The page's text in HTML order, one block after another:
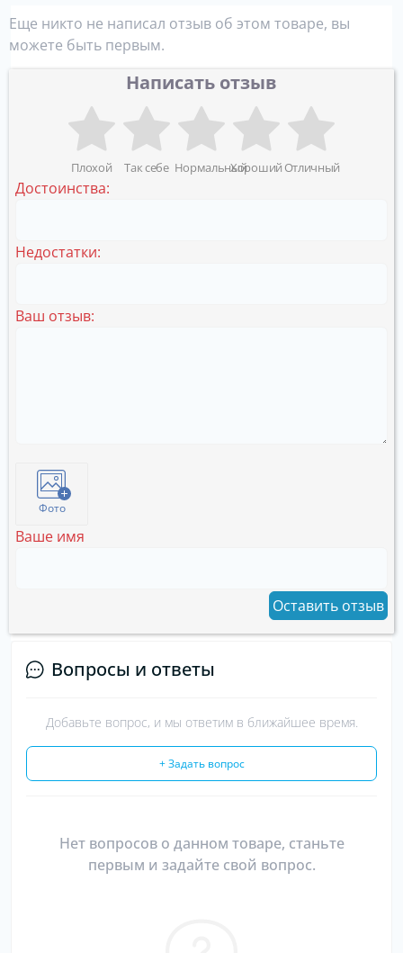
Еще никто не написал отзыв об этом товаре, вы
можете быть первым.
Написать отзыв
Плохой Так себе НормальныйХороший Отличный
Достоинства:
Недостатки:
Ваш отзыв:
Фото
Ваше имя
Оставить отзыв
Вопросы и ответы
Добавьте вопрос, и мы ответим в ближайшее время.
+ Задать вопрос
Нет вопросов о данном товаре, станьте
первым и задайте свой вопрос.